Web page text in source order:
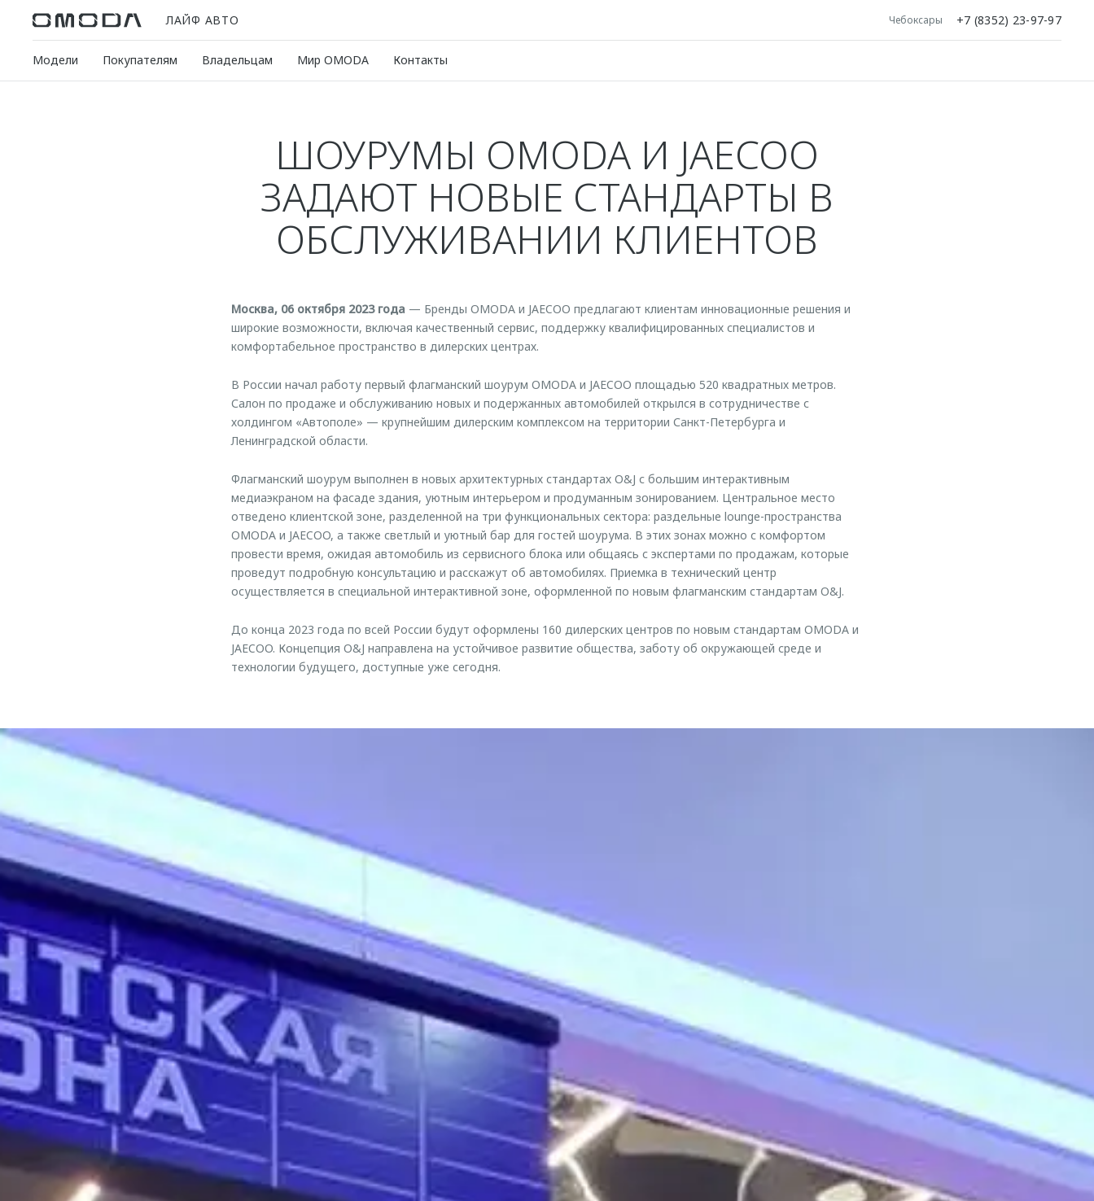
ЛАЙФ АВТО Чебоксары +7 (8352) 23-97-97
Модели Покупателям Владельцам Мир OMODA Контакты
ШОУРУМЫ OMODA И JAECOO
ЗАДАЮТ НОВЫЕ СТАНДАРТЫ В
ОБСЛУЖИВАНИИ КЛИЕНТОВ
Москва, 06 октября 2023 года — Бренды OMODA и JAECOO предлагают клиентам инновационные решения и
широкие возможности, включая качественный сервис, поддержку квалифицированных специалистов и
комфортабельное пространство в дилерских центрах.
В России начал работу первый флагманский шоурум OMODA и JAECOO площадью 520 квадратных метров.
Салон по продаже и обслуживанию новых и подержанных автомобилей открылся в сотрудничестве с
холдингом «Автополе» — крупнейшим дилерским комплексом на территории Санкт-Петербурга и
Ленинградской области.
Флагманский шоурум выполнен в новых архитектурных стандартах O&J с большим интерактивным
медиаэкраном на фасаде здания, уютным интерьером и продуманным зонированием. Центральное место
отведено клиентской зоне, разделенной на три функциональных сектора: раздельные lounge-пространства
OMODA и JAECOO, а также светлый и уютный бар для гостей шоурума. В этих зонах можно с комфортом
провести время, ожидая автомобиль из сервисного блока или общаясь с экспертами по продажам, которые
проведут подробную консультацию и расскажут об автомобилях. Приемка в технический центр
осуществляется в специальной интерактивной зоне, оформленной по новым флагманским стандартам O&J.
До конца 2023 года по всей России будут оформлены 160 дилерских центров по новым стандартам OMODA и
JAECOO. Концепция O&J направлена на устойчивое развитие общества, заботу об окружающей среде и
технологии будущего, доступные уже сегодня.